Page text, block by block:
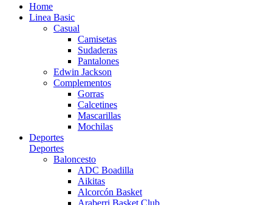
Home
Linea Basic
Casual
Camisetas
Sudaderas
Pantalones
Edwin Jackson
Complementos
Gorras
Calcetines
Mascarillas
Mochilas
Deportes
Deportes
Baloncesto
ADC Boadilla
Aikitas
Alcorcón Basket
Araberri Basket Club